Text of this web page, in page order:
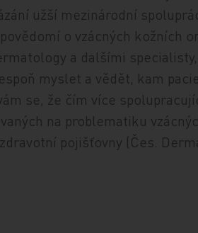
užší mezinárodní
o vzácných kožních
a dalšími
myslet a vědět, kam
se, že čím více
na problematiku
pojišťovny (Čes.